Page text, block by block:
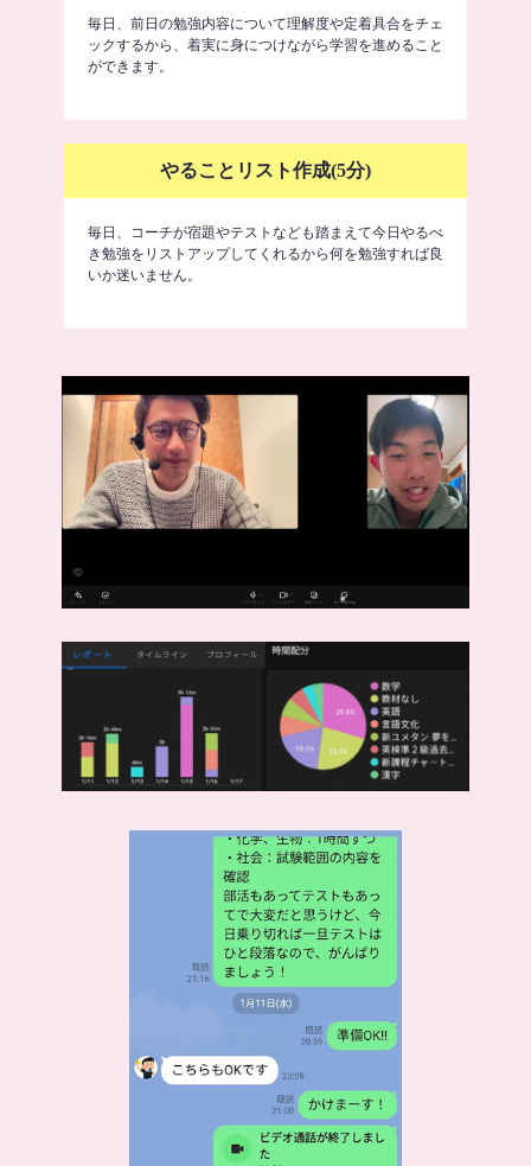
毎日、前日の勉強内容について理解度や定着具合をチェ
ックするから、着実に身につけながら学習を進めること
ができます。
やることリスト作成(5分)
毎日、コーチが宿題やテストなども踏まえて今日やるべ
き勉強をリストアップしてくれるから何を勉強すれば良
いか迷いません。